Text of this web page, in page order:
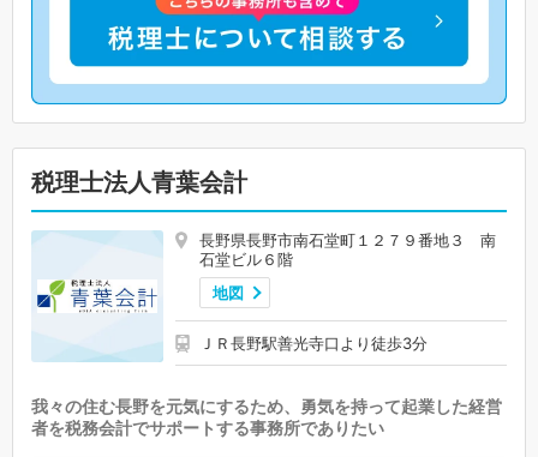
税理士法人青葉会計
長野県長野市南石堂町１２７９番地３ 南
石堂ビル６階
地図
ＪＲ長野駅善光寺口より徒歩3分
我々の住む長野を元気にするため、勇気を持って起業した経営
者を税務会計でサポートする事務所でありたい